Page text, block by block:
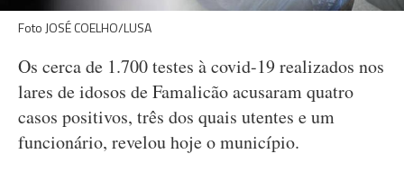
Foto JOSÉ COELHO/LUSA
Os cerca de 1.700 testes à covid-19 realizados nos
lares de idosos de Famalicão acusaram quatro
casos positivos, três dos quais utentes e um
funcionário, revelou hoje o município.